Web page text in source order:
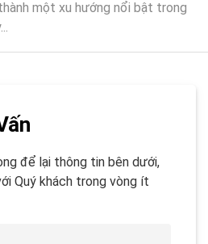
một xu hướng nổi bật trong
để lại thông tin bên dưới,
Quý khách trong vòng ít